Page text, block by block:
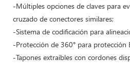
-Múltiples opciones de claves para
cruzado de conectores similares;
-Sistema de codificación para
-Protección de 360° para protección
-Tapones extraíbles con cordones